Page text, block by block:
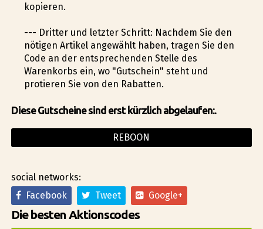
kopieren.
--- Dritter und letzter Schritt: Nachdem Sie den
nötigen Artikel angewählt haben, tragen Sie den
Code an der entsprechenden Stelle des
Warenkorbs ein, wo "Gutschein" steht und
profitieren Sie von den Rabatten.
Diese Gutscheine sind erst kürzlich abgelaufen:.
REBOON
social networks:
Facebook
Tweet Google+
Die besten Aktionscodes